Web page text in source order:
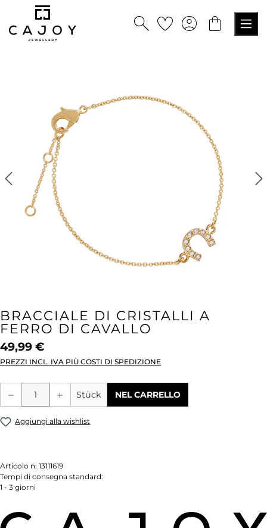
principale
BRACCIALE DI CRISTALLI A
FERRO DI CAVALLO
49,99 €
PREZZI INCL. IVA PIÙ COSTI DI SPEDIZIONE
Quantità del prodotto: inserisci la
Stück NEL CARRELLO
Aggiungi alla wishlist
Articolo n: 13111619
Tempi di consegna standard:
1 - 3 giorni